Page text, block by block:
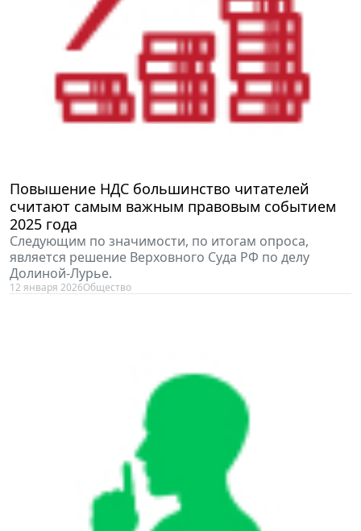
Повышение НДС большинство читателей
считают самым важным правовым событием
2025 года
Следующим по значимости, по итогам опроса,
является решение Верховного Суда РФ по делу
Долиной-Лурье.
12 января 2026Общество